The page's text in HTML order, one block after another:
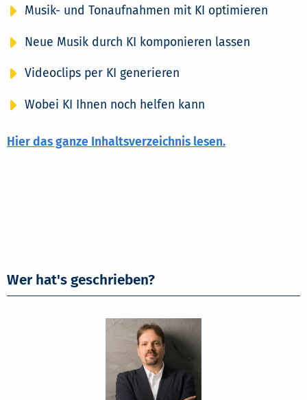
Musik- und Tonaufnahmen mit KI optimieren
Neue Musik durch KI komponieren lassen
Videoclips per KI generieren
Wobei KI Ihnen noch helfen kann
Hier das ganze Inhaltsverzeichnis lesen.
Wer hat's geschrieben?